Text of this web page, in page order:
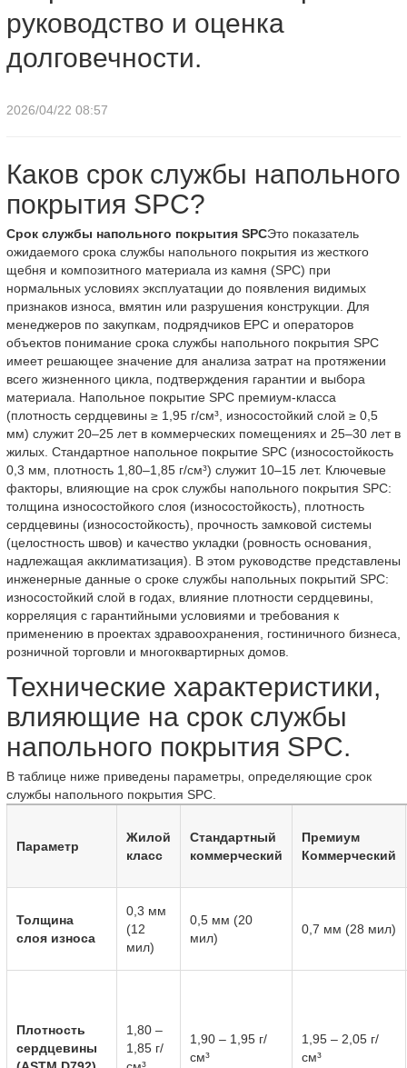
руководство и оценка
долговечности.
2026/04/22 08:57
Каков срок службы напольного
покрытия SPC?
Срок службы напольного покрытия SPCЭто показатель
ожидаемого срока службы напольного покрытия из жесткого
щебня и композитного материала из камня (SPC) при
нормальных условиях эксплуатации до появления видимых
признаков износа, вмятин или разрушения конструкции. Для
менеджеров по закупкам, подрядчиков EPC и операторов
объектов понимание срока службы напольного покрытия SPC
имеет решающее значение для анализа затрат на протяжении
всего жизненного цикла, подтверждения гарантии и выбора
материала. Напольное покрытие SPC премиум-класса
(плотность сердцевины ≥ 1,95 г/см³, износостойкий слой ≥ 0,5
мм) служит 20–25 лет в коммерческих помещениях и 25–30 лет в
жилых. Стандартное напольное покрытие SPC (износостойкость
0,3 мм, плотность 1,80–1,85 г/см³) служит 10–15 лет. Ключевые
факторы, влияющие на срок службы напольного покрытия SPC:
толщина износостойкого слоя (износостойкость), плотность
сердцевины (износостойкость), прочность замковой системы
(целостность швов) и качество укладки (ровность основания,
надлежащая акклиматизация). В этом руководстве представлены
инженерные данные о сроке службы напольных покрытий SPC:
износостойкий слой в годах, влияние плотности сердцевины,
корреляция с гарантийными условиями и требования к
применению в проектах здравоохранения, гостиничного бизнеса,
розничной торговли и многоквартирных домов.
Технические характеристики,
влияющие на срок службы
напольного покрытия SPC.
В таблице ниже приведены параметры, определяющие срок
службы напольного покрытия SPC.
Параметр
Жилой
класс
Стандартный
коммерческий
Премиум
Коммерческий
Толщина
слоя износа
0,3 мм
(12
мил)
0,5 мм (20
мил)
0,7 мм (28 мил)
Плотность
сердцевины
1,80 –
1,85 г/
1,90 – 1,95 г/
см³
1,95 – 2,05 г/
см³